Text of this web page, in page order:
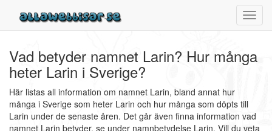
Vad betyder namnet Larin? Hur många
heter Larin i Sverige?
Här listas all information om namnet Larin, bland annat hur
många i Sverige som heter Larin och hur många som döpts till
Larin under de senaste åren. Det går även finna information vad
namnet Larin betyder, se under namnbetydelse Larin. Vill du veta